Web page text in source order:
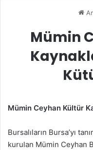
Mümin
Mümin Ceyhan Kültür
Bursalıların Bursa’yı
kurulan Mümin Ceyhan